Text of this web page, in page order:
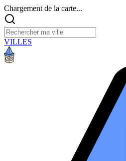
Chargement de la carte...
VILLES